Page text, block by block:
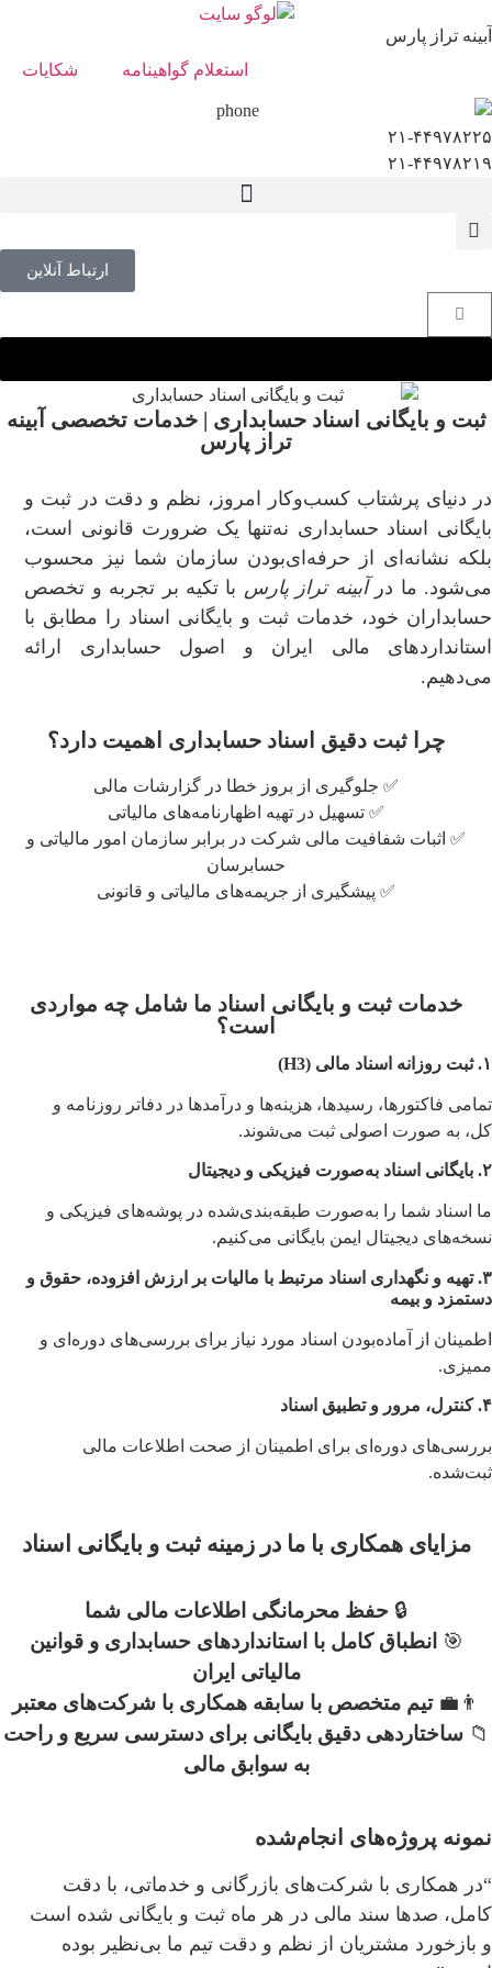
آبینه تراز پارس
استعلام گواهینامه
شکایات
۲۱-۴۴۹۷۸۲۲۵
۲۱-۴۴۹۷۸۲۱۹
ارتباط آنلاین
ثبت و بایگانی اسناد حسابداری | خدمات تخصصی آبینه
تراز پارس
در دنیای پرشتاب کسب‌وکار امروز، نظم و دقت در ثبت و
بایگانی اسناد حسابداری نه‌تنها یک ضرورت قانونی است،
بلکه نشانه‌ای از حرفه‌ای‌بودن سازمان شما نیز محسوب
می‌شود. ما درآبینه تراز پارس با تکیه بر تجربه و تخصص
حسابداران خود، خدمات ثبت و بایگانی اسناد را مطابق با
استانداردهای مالی ایران و اصول حسابداری ارائه
می‌دهیم.
چرا ثبت دقیق اسناد حسابداری اهمیت دارد؟
✅ جلوگیری از بروز خطا در گزارشات مالی
✅ تسهیل در تهیه اظهارنامه‌های مالیاتی
✅ اثبات شفافیت مالی شرکت در برابر سازمان امور مالیاتی و
حسابرسان
✅ پیشگیری از جریمه‌های مالیاتی و قانونی
خدمات ثبت و بایگانی اسناد ما شامل چه مواردی
است؟
۱. ثبت روزانه اسناد مالی (H3)
تمامی فاکتورها، رسیدها، هزینه‌ها و درآمدها در دفاتر روزنامه و
کل، به صورت اصولی ثبت می‌شوند.
۲. بایگانی اسناد به‌صورت فیزیکی و دیجیتال
ما اسناد شما را به‌صورت طبقه‌بندی‌شده در پوشه‌های فیزیکی و
نسخه‌های دیجیتال ایمن بایگانی می‌کنیم.
۳. تهیه و نگهداری اسناد مرتبط با مالیات بر ارزش افزوده، حقوق و
دستمزد و بیمه
اطمینان از آماده‌بودن اسناد مورد نیاز برای بررسی‌های دوره‌ای و
ممیزی.
۴. کنترل، مرور و تطبیق اسناد
بررسی‌های دوره‌ای برای اطمینان از صحت اطلاعات مالی
ثبت‌شده.
مزایای همکاری با ما در زمینه ثبت و بایگانی اسناد
🔒 حفظ محرمانگی اطلاعات مالی شما
🎯 انطباق کامل با استانداردهای حسابداری و قوانین
مالیاتی ایران
👨‍💼تیم متخصص با سابقه همکاری با شرکت‌های معتبر
📁ساختاردهی دقیق بایگانی برای دسترسی سریع و راحت
به سوابق مالی
نمونه پروژه‌های انجام‌شده
“در همکاری با شرکت‌های بازرگانی و خدماتی، با دقت
کامل، صدها سند مالی در هر ماه ثبت و بایگانی شده است
و بازخورد مشتریان از نظم و دقت تیم ما بی‌نظیر بوده